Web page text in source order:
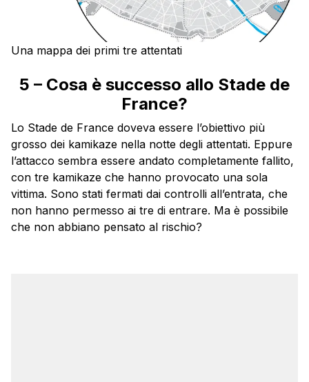
Una mappa dei primi tre attentati
5 – Cosa è successo allo Stade de
France?
Lo Stade de France doveva essere l’obiettivo più
grosso dei kamikaze nella notte degli attentati. Eppure
l’attacco sembra essere andato completamente fallito,
con tre kamikaze che hanno provocato una sola
vittima. Sono stati fermati dai controlli all’entrata, che
non hanno permesso ai tre di entrare. Ma è possibile
che non abbiano pensato al rischio?